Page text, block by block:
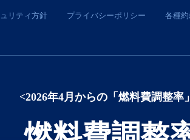
リティ方針 プライバシーポリシー 各種約
<2026年4月からの「燃料費調整率